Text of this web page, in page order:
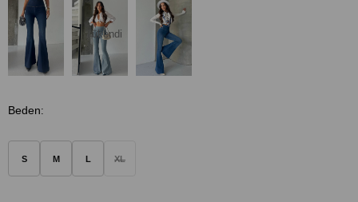
Tükendi
Beden:
S M L XL